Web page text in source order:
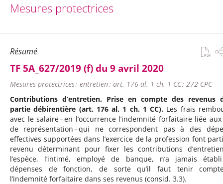
Mesures protectrices
Résumé
TF 5A_627/2019 (f) du 9 avril 2020
Mesures protectrices ; entretien ; art. 176 al. 1 ch. 1 CC ; 272 CPC
Contributions d’entretien. Prise en compte des revenus
partie débirentière (art. 176 al. 1 ch. 1 CC). Les frais
avec le salaire – en l’occurrence l’indemnité forfaitaire liée
de représentation – qui ne correspondent pas à des
effectives supportées dans l’exercice de la profession font
revenu déterminant pour fixer les contributions
l’espèce, l’intimé, employé de banque, n’a jamais
dépenses de fonction, de sorte qu’il faut tenir
l’indemnité forfaitaire dans ses revenus (consid. 3.3).